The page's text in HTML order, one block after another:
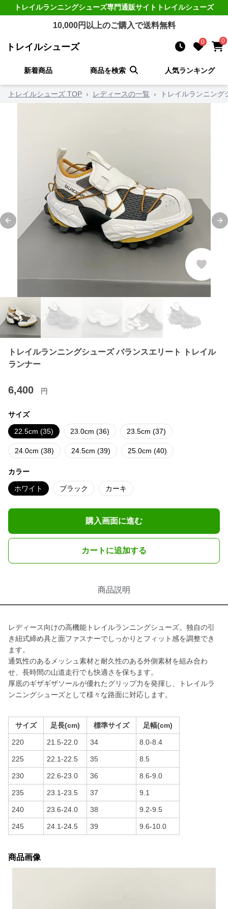
トレイルランニングシューズ専門通販サイト トレイルシューズ
10,000円以上のご購入で送料無料
トレイルシューズ 0 0
新着商品 商品を検索 人気ランキング
トレイルシューズ TOP › レディースの一覧 › トレイルランニン
Previous slide
トレイルランニングシューズ バランスエリート トレイル
ランナー
6,400 円
サイズ
22.5cm (35) 23.0cm (36) 23.5cm (37)
24.0cm (38) 24.5cm (39) 25.0cm (40)
カラー
ホワイト ブラック カーキ
購入画面に進む
カートに追加する
商品説明
レディース向けの高機能トレイルランニングシューズ。独自の引
き紐式締め具と面ファスナーでしっかりとフィット感を調整でき
ます。
通気性のあるメッシュ素材と耐久性のある外側素材を組み合わ
せ、長時間の山道走行でも快適さを保ちます。
厚底のギザギザソールが優れたグリップ力を発揮し、トレイルラ
ンニングシューズとして様々な路面に対応します。
サイズ 足長(cm) 標準サイズ 足幅(cm)
220 21.5-22.0 34 8.0-8.4
225 22.1-22.5 35 8.5
230 22.6-23.0 36 8.6-9.0
235 23.1-23.5 37 9.1
240 23.6-24.0 38 9.2-9.5
245 24.1-24.5 39 9.6-10.0
商品画像